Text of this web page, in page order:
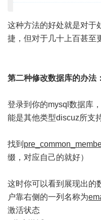
这种方法的好处就是对于
捷，但对于几十上百甚至
第二种修改数据库的办法：
登录到你的mysql数据库
能是其他类型discuz所支
找到
缀，对应自己的就好）
这时你可以看到展现出的
户靠右侧的一列名称为
激活状态